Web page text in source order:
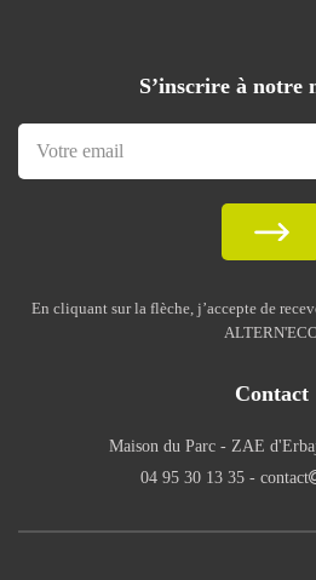
S’inscrire à notre
En cliquant sur la flèche, j’accepte de
Contact
Maison du Parc - ZAE
04 95 30 13 35 - contact